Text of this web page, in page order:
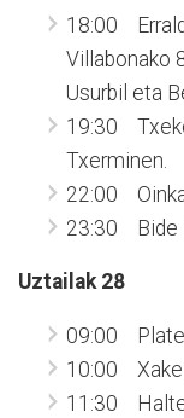
18:00
Villabonako
Usurbil eta
19:30
Txerminen.
22:00
23:30 Bide
Uztailak 28
09:00
10:00 Xake
11:30